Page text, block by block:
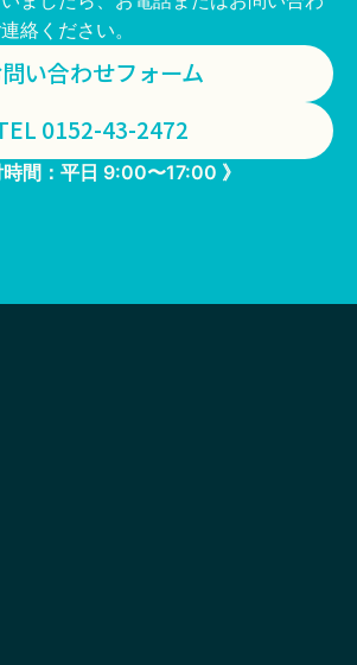
絡ください。
い合わせフォーム
0152-43-2472
時間：平日 9:00〜17:00 》